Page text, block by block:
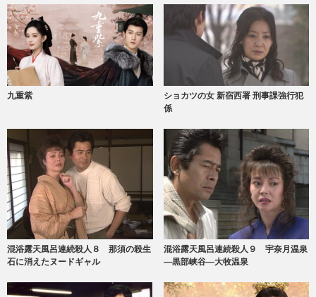
九重紫
ショカツの女 新宿西署 刑事課強行犯
係
混浴露天風呂連続殺人８ 那須の殺生
石に消えたヌードギャル
混浴露天風呂連続殺人９ 宇奈月温泉
―黒部峡谷―大牧温泉